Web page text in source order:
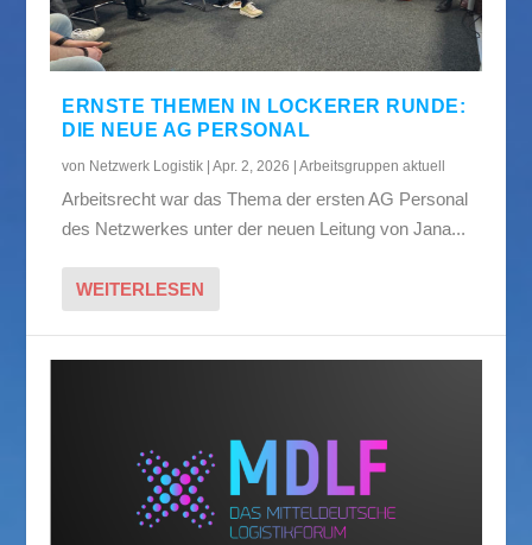
ERNSTE THEMEN IN LOCKERER RUNDE:
DIE NEUE AG PERSONAL
von Netzwerk Logistik |Apr. 2, 2026 |Arbeitsgruppen aktuell
Arbeitsrecht war das Thema der ersten AG Personal
des Netzwerkes unter der neuen Leitung von Jana...
WEITERLESEN